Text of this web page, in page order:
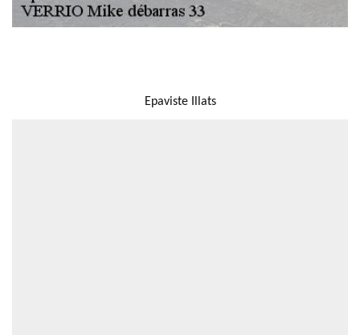
Epaviste Illats